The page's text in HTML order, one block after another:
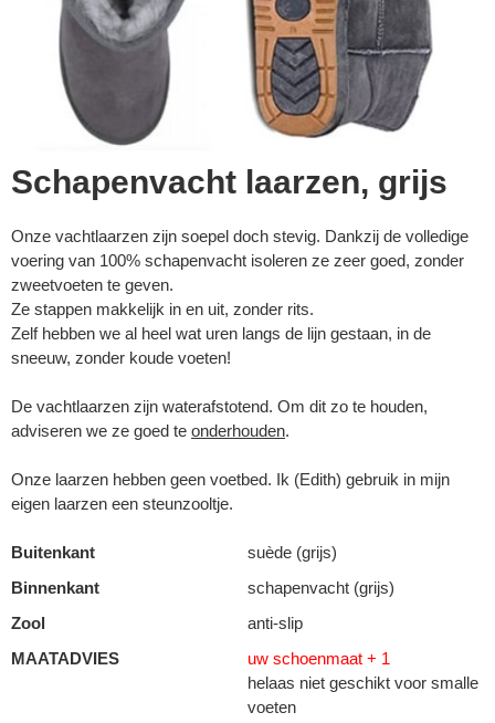
Schapenvacht laarzen, grijs
Onze vachtlaarzen zijn soepel doch stevig. Dankzij de volledige
voering van 100% schapenvacht isoleren ze zeer goed, zonder
zweetvoeten te geven.
Ze stappen makkelijk in en uit, zonder rits.
Zelf hebben we al heel wat uren langs de lijn gestaan, in de
sneeuw, zonder koude voeten!
De vachtlaarzen zijn waterafstotend. Om dit zo te houden,
adviseren we ze goed te onderhouden.
Onze laarzen hebben geen voetbed. Ik (Edith) gebruik in mijn
eigen laarzen een steunzooltje.
Buitenkant
suède (grijs)
Binnenkant
schapenvacht (grijs)
Zool
anti-slip
MAATADVIES
uw schoenmaat + 1
helaas niet geschikt voor smalle
voeten